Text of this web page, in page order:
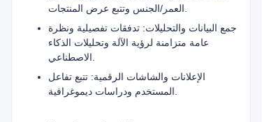
جمع البيانات والتحليلات: تدفقات تفصيلية ونظرة
عامة متزامنة لرؤية الآلة وتحليلات الذكاء
الإعلانات والشاشات الرقمية: تتبع تفاعل